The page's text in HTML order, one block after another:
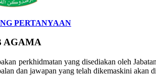
PERTANYAAN
AGAMA
perkhidmatan yang disediakan oleh
dan jawapan yang telah dikemaskini